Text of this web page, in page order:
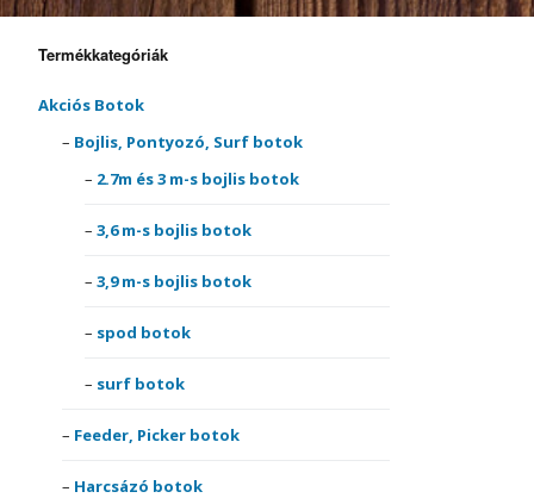
Termékkategóriák
Akciós Botok
Bojlis, Pontyozó, Surf botok
2.7m és 3 m-s bojlis botok
3,6 m-s bojlis botok
3,9 m-s bojlis botok
spod botok
surf botok
Feeder, Picker botok
Harcsázó botok